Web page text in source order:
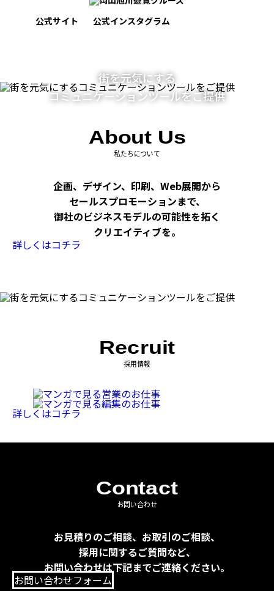
公式サイト 公式インスタグラム
街を元気にする
コミュニケーションツールをご提供
About Us
私たちについて
企画、デザイン、印刷、Web展開から
セールスプロモーションまで、
御社のビジネスモデルの可能性を拓く
クリエイティブを。
詳しくはコチラ
Recruit
採用情報
詳しくはコチラ
Contact
お問い合わせ
お見積りのご相談、お取引のご相談、
採用に関するご質問など、
お問い合わせは下記までご連絡ください。
お問い合わせフォーム